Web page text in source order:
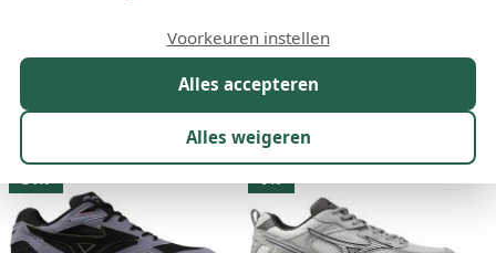
Model Kleur
79 resultaten:
34% 9%
Alles accepteren
Alles weigeren
Voorkeuren instellen